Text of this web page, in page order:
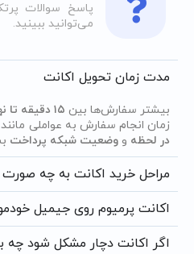
پاسخ سوالات
می‌توانید ببینید.
مدت زمان تحویل اکانت
بیشتر سفارش‌ها بین ۱۵ دقیقه تا نهایتاً ۶ ساعت
زمان انجام سفارش به عواملی مانند
در لحظه و وضعیت شبکه پرداخت
مراحل خرید اکانت به چه
اکانت پرمیوم روی جیمیل
اگر اکانت دچار مشکل شود چه